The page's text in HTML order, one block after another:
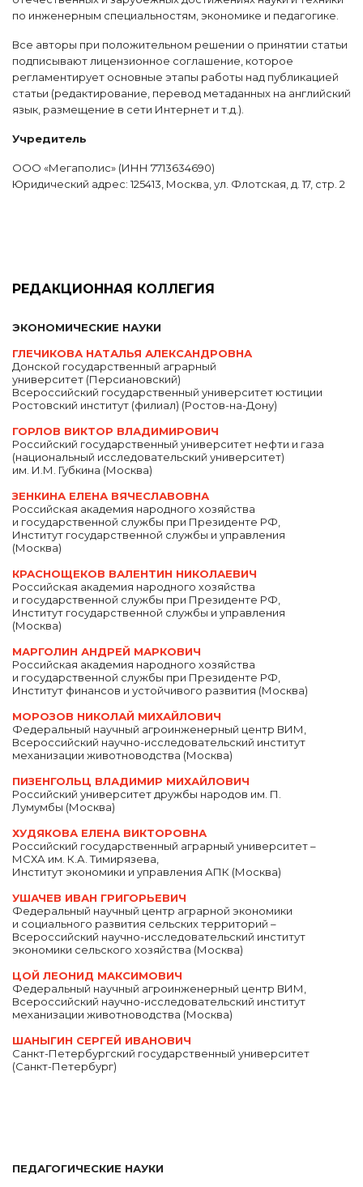
по инженерным специальностям, экономике и педагогике.
Все авторы при положительном решении о принятии статьи
подписывают лицензионное соглашение, которое
регламентирует основные этапы работы над публикацией
статьи (редактирование, перевод метаданных на английский
язык, размещение в сети Интернет и т.д.).
Учредитель
ООО «Мегаполис» (ИНН 7713634690)
Юридический адрес: 125413, Москва, ул. Флотская, д. 17, стр. 2
РЕДАКЦИОННАЯ КОЛЛЕГИЯ
ЭКОНОМИЧЕСКИЕ НАУКИ
ГЛЕЧИКОВА НАТАЛЬЯ АЛЕКСАНДРОВНА
Донской государственный аграрный
университет (Персиановский)
Всероссийский государственный университет юстиции
Ростовский институт (филиал) (Ростов-на-Дону)
ГОРЛОВ ВИКТОР ВЛАДИМИРОВИЧ
Российский государственный университет нефти и газа
(национальный исследовательский университет)
им. И.М. Губкина (Москва)
ЗЕНКИНА ЕЛЕНА ВЯЧЕСЛАВОВНА
Российская академия народного хозяйства
и государственной службы при Президенте РФ,
Институт государственной службы и управления
(Москва)
КРАСНОЩЕКОВ ВАЛЕНТИН НИКОЛАЕВИЧ
Российская академия народного хозяйства
и государственной службы при Президенте РФ,
Институт государственной службы и управления
(Москва)
МАРГОЛИН АНДРЕЙ МАРКОВИЧ
Российская академия народного хозяйства
и государственной службы при Президенте РФ,
Институт финансов и устойчивого развития (Москва)
МОРОЗОВ НИКОЛАЙ МИХАЙЛОВИЧ
Федеральный научный агроинженерный центр ВИМ,
Всероссийский научно-исследовательский институт
механизации животноводства (Москва)
ПИЗЕНГОЛЬЦ ВЛАДИМИР МИХАЙЛОВИЧ
Российский университет дружбы народов им. П.
Лумумбы (Москва)
ХУДЯКОВА ЕЛЕНА ВИКТОРОВНА
Российский государственный аграрный университет –
МСХА им. К.А. Тимирязева,
Институт экономики и управления АПК (Москва)
УШАЧЕВ ИВАН ГРИГОРЬЕВИЧ
Федеральный научный центр аграрной экономики
и социального развития сельских территорий –
Всероссийский научно-исследовательский институт
экономики сельского хозяйства (Москва)
ЦОЙ ЛЕОНИД МАКСИМОВИЧ
Федеральный научный агроинженерный центр ВИМ,
Всероссийский научно-исследовательский институт
механизации животноводства (Москва)
ШАНЫГИН СЕРГЕЙ ИВАНОВИЧ
Санкт-Петербургский государственный университет
(Санкт-Петербург)
ПЕДАГОГИЧЕСКИЕ НАУКИ